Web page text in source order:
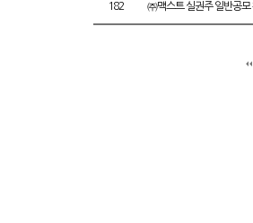
182 ㈜맥스트 실권주 일반공모